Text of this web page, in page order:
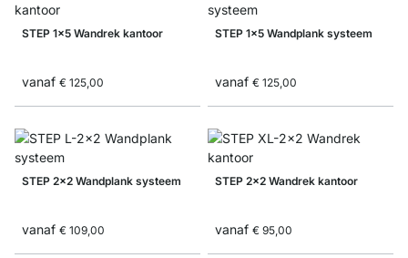
STEP 1x5 Wandrek kantoor
vanaf € 125,00
STEP 1x5 Wandplank systeem
vanaf € 125,00
STEP 2x2 Wandplank systeem
vanaf € 109,00
STEP 2x2 Wandrek kantoor
vanaf € 95,00